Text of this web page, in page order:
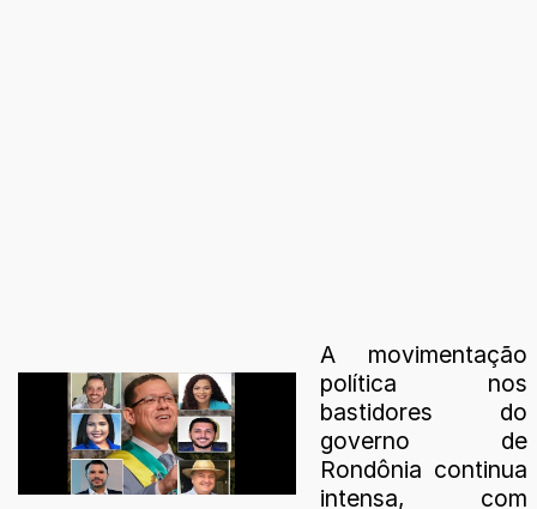
A movimentação
política nos
bastidores do
governo de
Rondônia continua
intensa, com